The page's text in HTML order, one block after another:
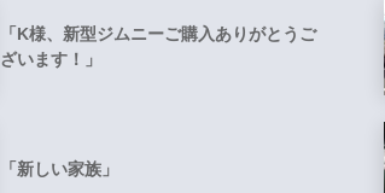
「K様、新型ジムニーご購入ありがとうご
ざいます！」
「新しい家族」